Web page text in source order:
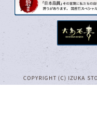
COPYRIGHT (C) IZUKA